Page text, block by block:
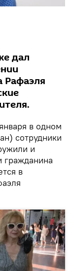
дал
Рафаэля
в одном
сотрудники
и
гражданина
в